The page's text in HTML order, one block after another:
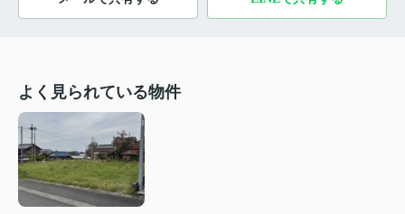
よく見られている物件